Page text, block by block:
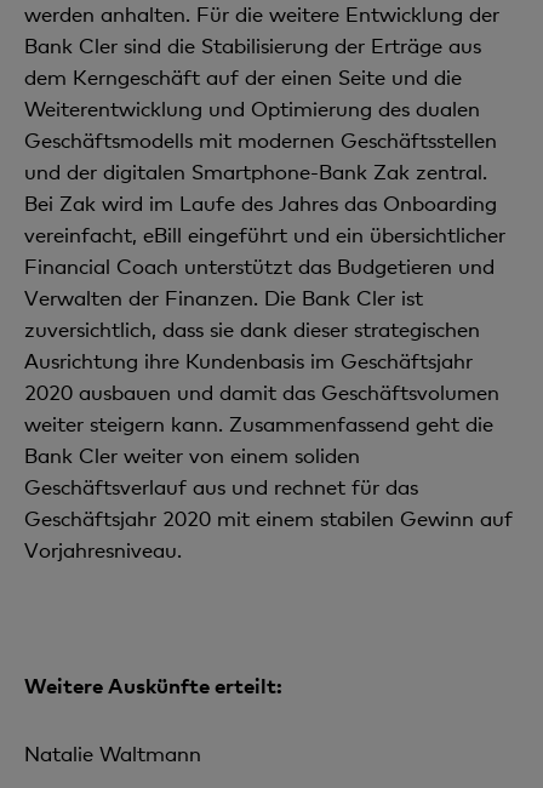
werden anhalten. Für die weitere Entwicklung der
Bank Cler sind die Stabilisierung der Erträge aus
dem Kerngeschäft auf der einen Seite und die
Weiterentwicklung und Optimierung des dualen
Geschäftsmodells mit modernen Geschäftsstellen
und der digitalen Smartphone-Bank Zak zentral.
Bei Zak wird im Laufe des Jahres das Onboarding
vereinfacht, eBill eingeführt und ein übersichtlicher
Financial Coach unterstützt das Budgetieren und
Verwalten der Finanzen. Die Bank Cler ist
zuversichtlich, dass sie dank dieser strategischen
Ausrichtung ihre Kundenbasis im Geschäftsjahr
2020 ausbauen und damit das Geschäftsvolumen
weiter steigern kann. Zusammenfassend geht die
Bank Cler weiter von einem soliden
Geschäftsverlauf aus und rechnet für das
Geschäftsjahr 2020 mit einem stabilen Gewinn auf
Vorjahresniveau.
Weitere Auskünfte erteilt:
Natalie Waltmann